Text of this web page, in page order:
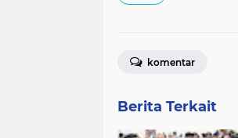
komentar
Berita Terkait